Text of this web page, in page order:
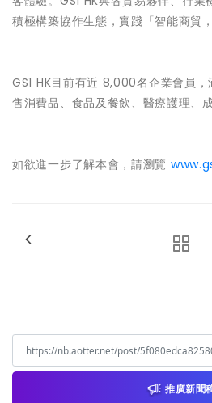
積極構築協作生態，實踐「智能商貿
GS1 HK目前有近 8,000名企業會員
售消費品、食品及餐飲、醫療護理、
如欲進一步了解本會，請瀏覽
推廣新聞